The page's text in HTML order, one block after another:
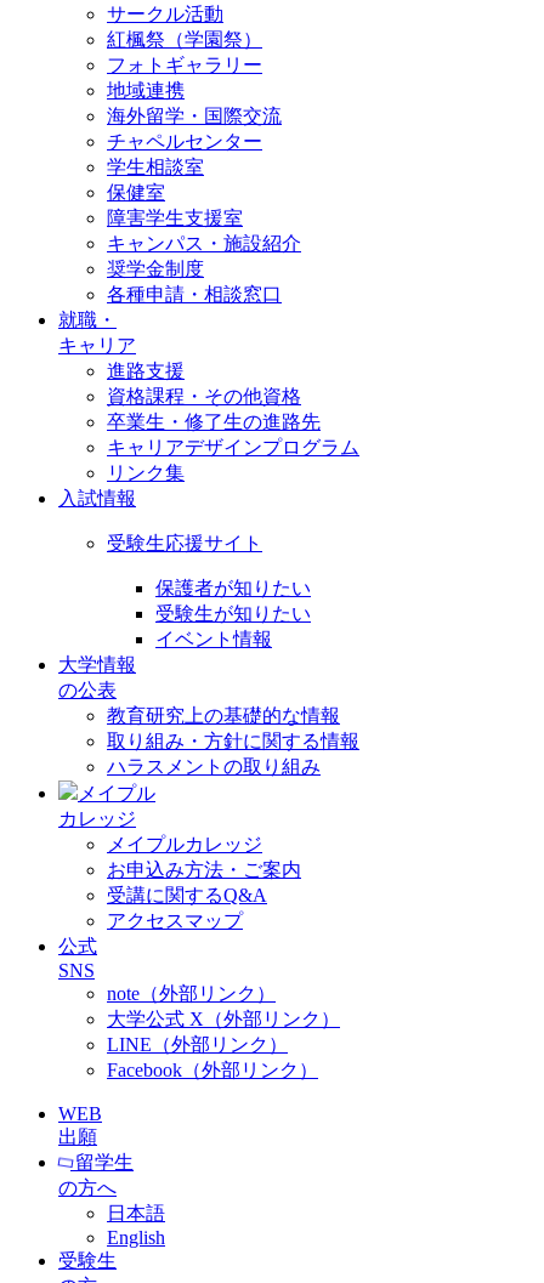
サークル活動
紅楓祭（学園祭）
フォトギャラリー
地域連携
海外留学・国際交流
チャペルセンター
学生相談室
保健室
障害学生支援室
キャンパス・施設紹介
奨学金制度
各種申請・相談窓口
就職・
キャリア
進路支援
資格課程・その他資格
卒業生・修了生の進路先
キャリアデザインプログラム
リンク集
入試情報
受験生応援サイト
保護者が知りたい
受験生が知りたい
イベント情報
大学情報
の公表
教育研究上の基礎的な情報
取り組み・方針に関する情報
ハラスメントの取り組み
メイプル
カレッジ
メイプルカレッジ
お申込み方法・ご案内
受講に関するQ&A
アクセスマップ
公式
SNS
note（外部リンク）
大学公式 X（外部リンク）
LINE（外部リンク）
Facebook（外部リンク）
WEB
出願
留学生
の方へ
日本語
English
受験生